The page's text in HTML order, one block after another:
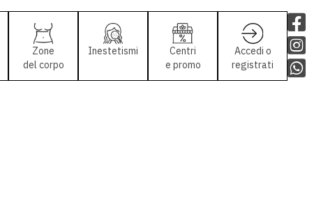
Zone
del corpo
Inestetismi
Centri
e promo
Accedi o
registrati